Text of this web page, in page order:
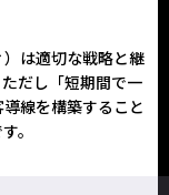
）は適切な戦略と継
だし「短期間で一
線を構築すること
。